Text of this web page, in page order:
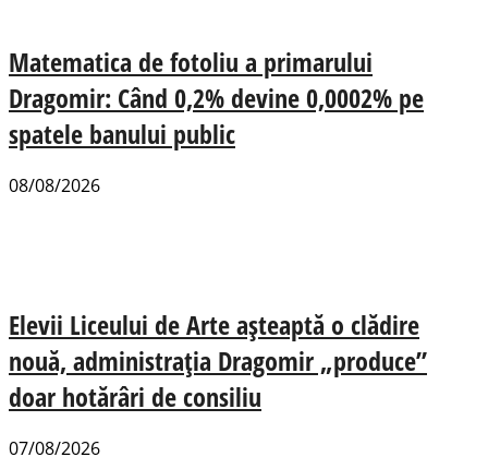
Matematica de fotoliu a primarului
Dragomir: Când 0,2% devine 0,0002% pe
spatele banului public
08/08/2026
Elevii Liceului de Arte așteaptă o clădire
nouă, administrația Dragomir „produce”
doar hotărâri de consiliu
07/08/2026